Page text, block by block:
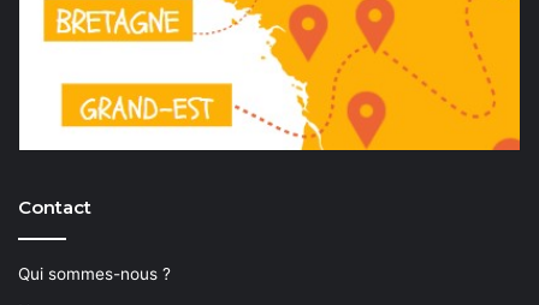
Contact
Qui sommes-nous ?